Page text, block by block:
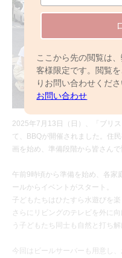
ここから先の閲覧は
客様限定です。閲覧
りお問い合わせくださ
お問い合わせ
2025年7月13日（日）、「ブリ
て、BBQが開催されました。住
画を始め、準備段階から皆さん
午前9時頃から準備を始め、各家
ールからイベントがスタート。
子どもたちはひたすら水遊びを
さらにリビングのテレビを外に
う子どもたち同士も自然と打ち
今回はビールサーバーも用意し